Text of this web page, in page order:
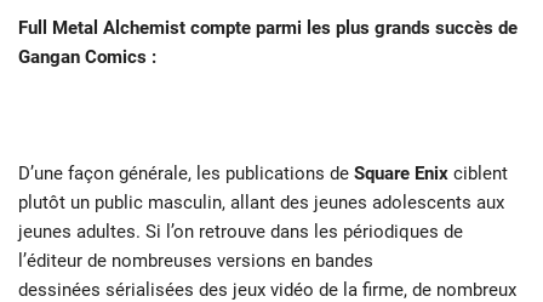
Full Metal Alchemist compte parmi les plus grands succès de
Gangan Comics :
D’une façon générale, les publications de Square Enix ciblent
plutôt un public masculin, allant des jeunes adolescents aux
jeunes adultes. Si l’on retrouve dans les périodiques de
l’éditeur de nombreuses versions en bandes
dessinées sérialisées des jeux vidéo de la firme, de nombreux